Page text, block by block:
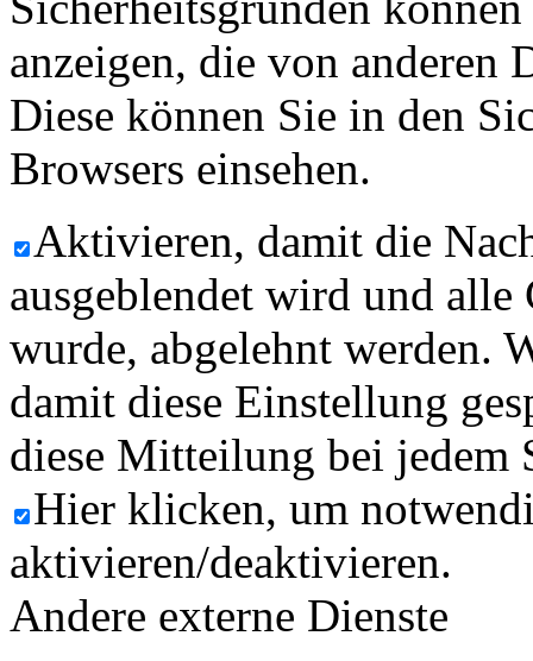
anzeigen, die von anderen
Diese können Sie in den
Browsers einsehen.
Aktivieren, damit die
ausgeblendet wird und
wurde, abgelehnt werden.
damit diese Einstellung
diese Mitteilung bei jedem
Hier klicken, um
aktivieren/deaktivieren.
Andere externe Dienste